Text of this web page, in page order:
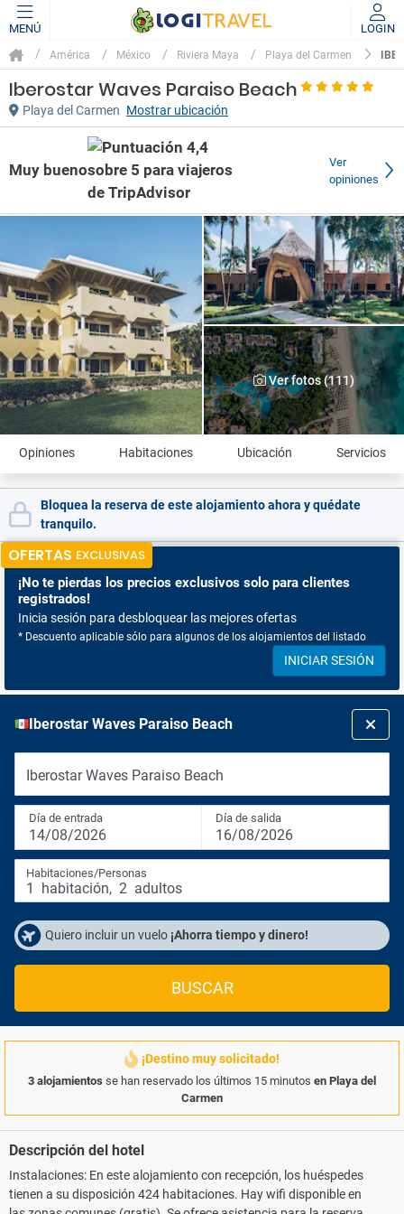
MENÚ LOGIN
América México Riviera Maya Playa del Carmen
Iberostar Waves Paraiso Beach
Playa del Carmen Mostrar ubicación
Muy bueno
Ver
opiniones
Ver fotos (111)
Opiniones Habitaciones Ubicación Servicios
Bloquea la reserva de este alojamiento ahora y quédate
tranquilo.
OFERTAS EXCLUSIVAS
¡No te pierdas los precios exclusivos solo para clientes
registrados!
Inicia sesión para desbloquear las mejores ofertas
* Descuento aplicable sólo para algunos de los alojamientos del listado
INICIAR SESIÓN
Iberostar Waves Paraiso Beach
Iberostar Waves Paraiso Beach
Día de entrada
14/08/2026
Día de salida
16/08/2026
Habitaciones/Personas
1 habitación, 2 adultos
Quiero incluir un vuelo ¡Ahorra tiempo y dinero!
BUSCAR
¡Destino muy solicitado!
3 alojamientos se han reservado los últimos 15 minutos en Playa del
Carmen
Descripción del hotel
Instalaciones: En este alojamiento con recepción, los huéspedes
tienen a su disposición 424 habitaciones. Hay wifi disponible en